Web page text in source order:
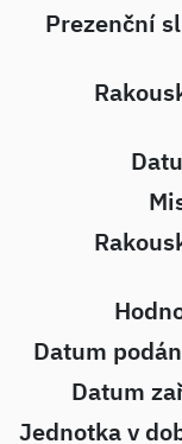
Prezenční
Datum
Datum
Jednotka v